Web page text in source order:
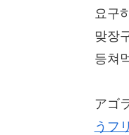
요구
맞장
등쳐
アゴ
うフ